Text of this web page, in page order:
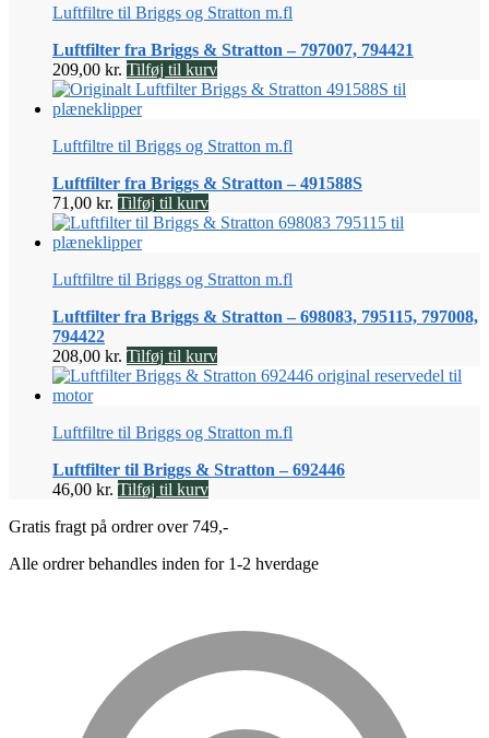
Luftfiltre til Briggs og Stratton m.fl
Luftfilter fra Briggs & Stratton – 797007, 794421
209,00 kr. Tilføj til kurv
Luftfiltre til Briggs og Stratton m.fl
Luftfilter fra Briggs & Stratton – 491588S
71,00 kr. Tilføj til kurv
Luftfiltre til Briggs og Stratton m.fl
Luftfilter fra Briggs & Stratton – 698083, 795115, 797008,
794422
208,00 kr. Tilføj til kurv
Luftfiltre til Briggs og Stratton m.fl
Luftfilter til Briggs & Stratton – 692446
46,00 kr. Tilføj til kurv
Gratis fragt på ordrer over 749,-
Alle ordrer behandles inden for 1-2 hverdage